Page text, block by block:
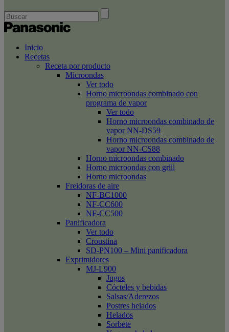
Inicio
Recetas
Receta por producto
Microondas
Ver todo
Horno microondas combinado con
programa de vapor
Ver todo
Horno microondas combinado de
vapor NN-DS59
Horno microondas combinado de
vapor NN-CS88
Horno microondas combinado
Horno microondas con grill
Horno microondas
Freidoras de aire
NF-BC1000
NF-CC600
NF-CC500
Panificadora
Ver todo
Croustina
SD-PN100 – Mini panificadora
Exprimidores
MJ-L900
Jugos
Cócteles y bebidas
Salsas/Aderezos
Postres helados
Helados
Sorbete